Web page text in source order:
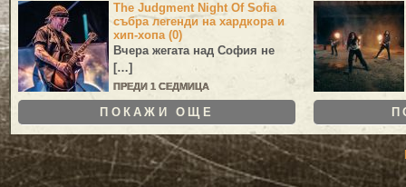
The Judgment Night Of Sofia
събра легенди на хардкора и
хип-хопа (0)
Вчера жегата над София не
[…]
ПРЕДИ 1 СЕДМИЦА
ПОКАЖИ ОЩЕ